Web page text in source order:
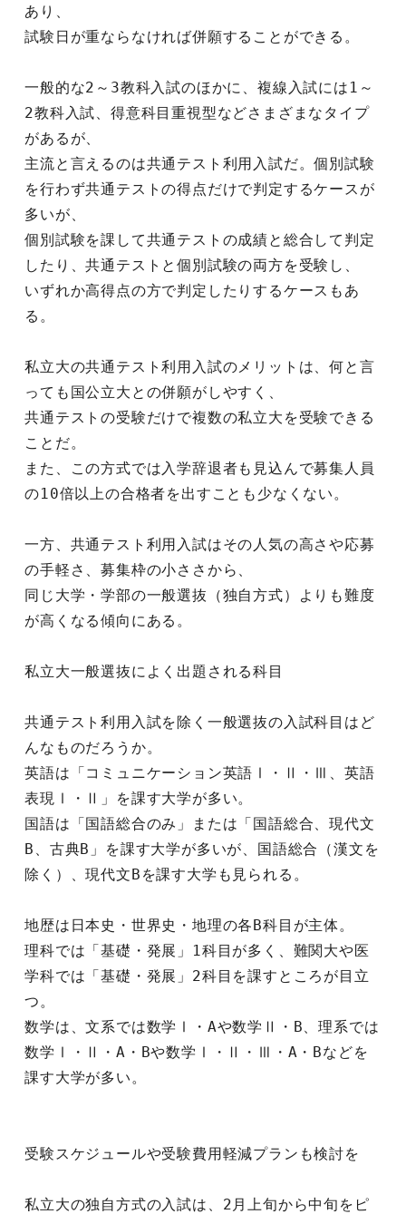
あり、
試験日が重ならなければ併願することができる。
一般的な2～3教科入試のほかに、複線入試には1～
2教科入試、得意科目重視型などさまざまなタイプ
があるが、
主流と言えるのは共通テスト利用入試だ。個別試験
を行わず共通テストの得点だけで判定するケースが
多いが、
個別試験を課して共通テストの成績と総合して判定
したり、共通テストと個別試験の両方を受験し、
いずれか高得点の方で判定したりするケースもあ
る。
私立大の共通テスト利用入試のメリットは、何と言
っても国公立大との併願がしやすく、
共通テストの受験だけで複数の私立大を受験できる
ことだ。
また、この方式では入学辞退者も見込んで募集人員
の10倍以上の合格者を出すことも少なくない。
一方、共通テスト利用入試はその人気の高さや応募
の手軽さ、募集枠の小ささから、
同じ大学・学部の一般選抜（独自方式）よりも難度
が高くなる傾向にある。
私立大一般選抜によく出題される科目
共通テスト利用入試を除く一般選抜の入試科目はど
んなものだろうか。
英語は「コミュニケーション英語Ⅰ・Ⅱ・Ⅲ、英語
表現Ⅰ・Ⅱ」を課す大学が多い。
国語は「国語総合のみ」または「国語総合、現代文
B、古典B」を課す大学が多いが、国語総合（漢文を
除く）、現代文Bを課す大学も見られる。
地歴は日本史・世界史・地理の各B科目が主体。
理科では「基礎・発展」1科目が多く、難関大や医
学科では「基礎・発展」2科目を課すところが目立
つ。
数学は、文系では数学Ⅰ・Aや数学Ⅱ・B、理系では
数学Ⅰ・Ⅱ・A・Bや数学Ⅰ・Ⅱ・Ⅲ・A・Bなどを
課す大学が多い。
受験スケジュールや受験費用軽減プランも検討を
私立大の独自方式の入試は、2月上旬から中旬をピ